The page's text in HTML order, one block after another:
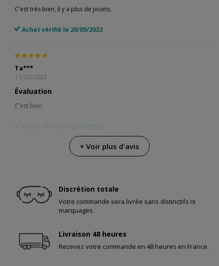
C'est très bien, il y a plus de jouets.
Achat vérifié le 20/05/2022
Ta***
11/02/2022
Évaluation
C'est bien.
Achat vérifié le 02/07/2022
Évaluation
Très petit pour le prix qu'il a.
+ Voir plus d'avis
Discrétion totale
Votre commande sera livrée sans distinctifs ni
marquages.
Livraison 48 heures
Recevez votre commande en 48 heures en France.